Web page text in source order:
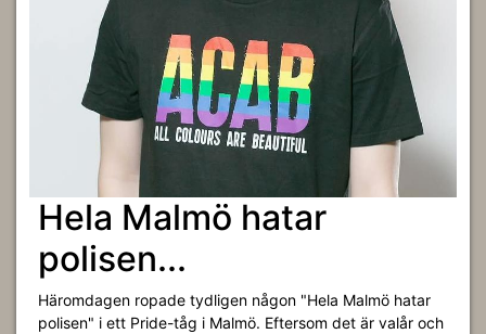
Hela Malmö hatar
polisen...
Häromdagen ropade tydligen någon "Hela Malmö hatar
polisen" i ett Pride-tåg i Malmö. Eftersom det är valår och